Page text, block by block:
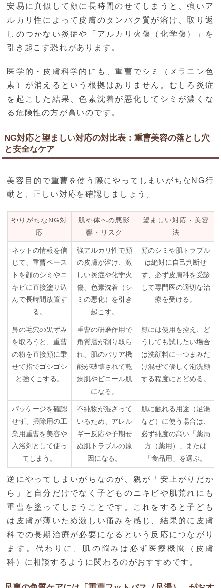
安易に真似して顔に長時間のせてしまうと、強いア
ルカリ性によって皮膚のタンパク質が溶け、取り返
しのつかない炎症や「アルカリ火傷（化学傷）」を
引き起こす恐れがあります。
医学的・皮膚科学的にも、重曹でシミ（メラニン色
素）が消えるという根拠はありません。むしろ炎症
を起こした結果、色素沈着が悪化してシミが濃くな
る危険性の方が高いのです。
NG対応と望ましい対応の対比表：重曹美容の落とし穴
と安全なケア
美容目的で重曹を使う際にやってしまいがちなNG行
動と、正しい対応を確認しましょう。
やりがちなNG対
応
肌や体への悪影
響・リスク
望ましい対応・美容
法
ネットの情報を信
じて、重曹ペース
トを顔のシミやニ
キビに直接塗り込
んで長時間放置す
る。
強アルカリ性で顔
の皮膚が溶け、激
しい炎症や化学火
傷、色素沈着（シ
ミの悪化）を引き
起こす。
顔のシミや肌トラブル
は絶対に自己判断せ
ず、必ず皮膚科を受診
して専門医の適切な治
療を受ける。
鼻の毛穴の黒ずみ
を取ろうと、重曹
の粉を直接顔に乗
せて指でゴシゴシ
と強くこする。
重曹の研磨作用で
角質層が削り取ら
れ、肌のバリア機
能が破壊されて乾
燥肌やビニール肌
になる。
顔には使用を控え、ど
うしても試したい場合
は洗顔料に一つまみだ
け混ぜて優しく泡洗顔
する程度にとどめる。
パッケージを確認
せず、掃除用の工
業用重曹を美容や
入浴剤として使っ
てしまう。
不純物が混ざって
いるため、アレル
ギー反応や予期せ
ぬ肌トラブルの原
因になる。
肌に触れる用途（足湯
など）に使う場合は、
必ず純度の高い「薬局
方（薬用）」または
「食品用」を選ぶ。
逆にやってしまいがちなのが、親が「安上がりだか
ら」と自分だけでなく子どものニキビや肌荒れにも
重曹を塗ってしまうことです。これをすると子ども
は皮膚が薄いため激しい痛みを感じ、結果的に皮膚
科での長期治療が必要になるという反応につながり
ます。代わりに、肌の悩みは必ず医療機関（皮膚
科）に相談するように関わるのがおすすめです。